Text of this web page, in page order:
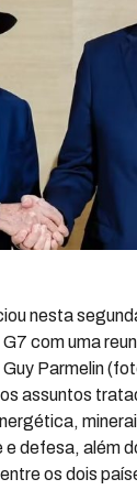
nesta
com uma
Parmelin
assuntos
e defesa, além
os dois